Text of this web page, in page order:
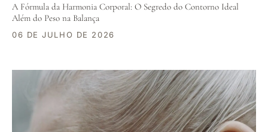
A Fórmula da Harmonia Corporal: O Segredo do Contorno Ideal
Além do Peso na Balança
06 DE JULHO DE 2026